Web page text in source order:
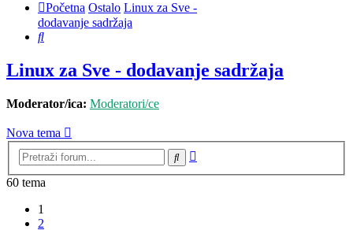
Početna Ostalo Linux za Sve -
dodavanje sadržaja
Pretražnik
Linux za Sve - dodavanje sadržaja
Moderator/ica: Moderatori/ce
Nova tema
Pretražnik
60 tema
1
2